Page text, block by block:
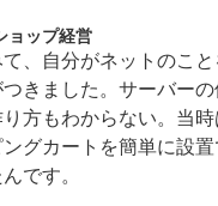
ョップ経営
、自分がネットのこと
きました。サーバー
方もわからない。当
グカートを簡単に設置
です。